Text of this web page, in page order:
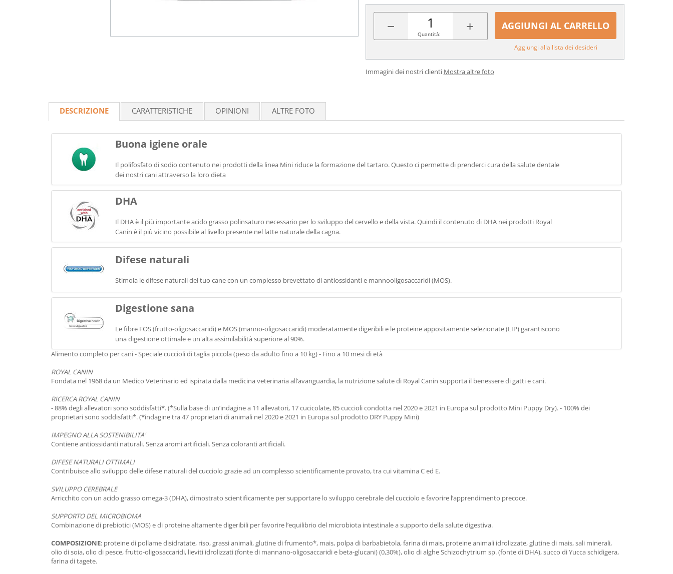
− +
Quantità:
AGGIUNGI AL CARRELLO
Aggiungi alla lista dei desideri
Immagini dei nostri clienti Mostra altre foto
DESCRIZIONE CARATTERISTICHE OPINIONI ALTRE FOTO
Buona igiene orale
Il polifosfato di sodio contenuto nei prodotti della linea Mini riduce la formazione del tartaro. Questo ci permette di prenderci cura della salute dentale
dei nostri cani attraverso la loro dieta
DHA
Il DHA è il più importante acido grasso polinsaturo necessario per lo sviluppo del cervello e della vista. Quindi il contenuto di DHA nei prodotti Royal
Canin è il più vicino possibile al livello presente nel latte naturale della cagna.
Difese naturali
Stimola le difese naturali del tuo cane con un complesso brevettato di antiossidanti e mannooligosaccaridi (MOS).
Digestione sana
Le fibre FOS (frutto-oligosaccaridi) e MOS (manno-oligosaccaridi) moderatamente digeribili e le proteine appositamente selezionate (LIP) garantiscono
una digestione ottimale e un'alta assimilabilità superiore al 90%.
Alimento completo per cani - Speciale cuccioli di taglia piccola (peso da adulto fino a 10 kg) - Fino a 10 mesi di età
ROYAL CANIN
Fondata nel 1968 da un Medico Veterinario ed ispirata dalla medicina veterinaria all’avanguardia, la nutrizione salute di Royal Canin supporta il benessere di gatti e cani.
RICERCA ROYAL CANIN
- 88% degli allevatori sono soddisfatti*. (*Sulla base di un’indagine a 11 allevatori, 17 cucicolate, 85 cuccioli condotta nel 2020 e 2021 in Europa sul prodotto Mini Puppy Dry). - 100% dei
proprietari sono soddisfatti*. (*indagine tra 47 proprietari di animali nel 2020 e 2021 in Europa sul prodotto DRY Puppy Mini)
IMPEGNO ALLA SOSTENIBILITA'
Contiene antiossidanti naturali. Senza aromi artificiali. Senza coloranti artificiali.
DIFESE NATURALI OTTIMALI
Contribuisce allo sviluppo delle difese naturali del cucciolo grazie ad un complesso scientificamente provato, tra cui vitamina C ed E.
SVILUPPO CEREBRALE
Arricchito con un acido grasso omega-3 (DHA), dimostrato scientificamente per supportare lo sviluppo cerebrale del cucciolo e favorire l’apprendimento precoce.
SUPPORTO DEL MICROBIOMA
Combinazione di prebiotici (MOS) e di proteine altamente digeribili per favorire l’equilibrio del microbiota intestinale a supporto della salute digestiva.
COMPOSIZIONE: proteine di pollame disidratate, riso, grassi animali, glutine di frumento*, mais, polpa di barbabietola, farina di mais, proteine animali idrolizzate, glutine di mais, sali minerali,
olio di soia, olio di pesce, frutto-oligosaccaridi, lieviti idrolizzati (fonte di mannano-oligosaccaridi e beta-glucani) (0,30%), olio di alghe Schizochytrium sp. (fonte di DHA), succo di Yucca schidigera,
farina di tagete.